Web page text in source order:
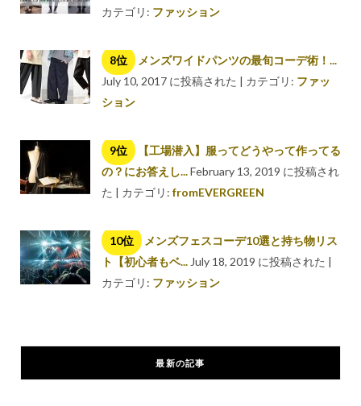
カテゴリ: ファッション
メンズワイドパンツの最旬コーデ術！...
July 10, 2017 に投稿された | カテゴリ: ファッ
ション
【工場潜入】服ってどうやって作ってる
の？にお答えし...February 13, 2019 に投稿され
た | カテゴリ: fromEVERGREEN
メンズフェスコーデ10選と持ち物リス
ト【初心者もベ... July 18, 2019 に投稿された |
カテゴリ: ファッション
最新の記事